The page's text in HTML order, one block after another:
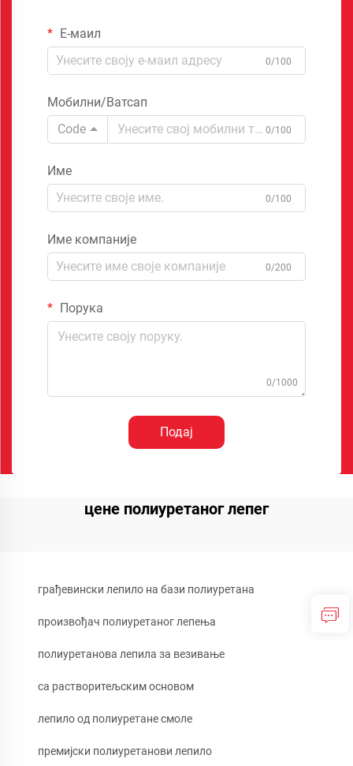
Е-маил
0/100
Мобилни/Ватсап
Code
0/100
Име
0/100
Име компаније
0/200
Порука
0/1000
Подај
цене полиуретаног лепег
грађевински лепило на бази полиуретана
произвођач полиуретаног лепења
полиуретанова лепила за везивање
са растворитељским основом
лепило од полиуретане смоле
премијски полиуретанови лепило